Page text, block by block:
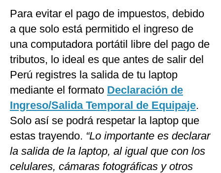
Para evitar el pago de impuestos, debido
a que solo está permitido el ingreso de
una computadora portátil libre del pago de
tributos, lo ideal es que antes de salir del
Perú registres la salida de tu laptop
mediante el formato Declaración de
Ingreso/Salida Temporal de Equipaje.
Solo así se podrá respetar la laptop que
estas trayendo. “Lo importante es declarar
la salida de la laptop, al igual que con los
celulares, cámaras fotográficas y otros